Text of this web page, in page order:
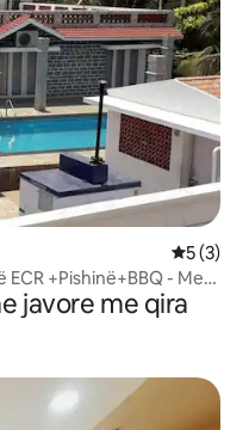
5 (3)
+Pishinë+BBQ - Me
javore me qira